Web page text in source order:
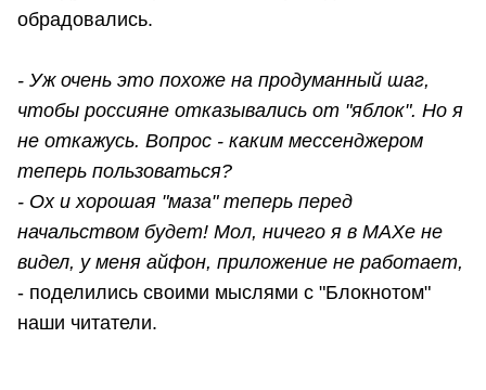
обрадовались.
- Уж очень это похоже на продуманный шаг,
чтобы россияне отказывались от "яблок". Но я
не откажусь. Вопрос - каким мессенджером
теперь пользоваться?
- Ох и хорошая "маза" теперь перед
начальством будет! Мол, ничего я в МАХе не
видел, у меня айфон, приложение не работает,
- поделились своими мыслями с "Блокнотом"
наши читатели.